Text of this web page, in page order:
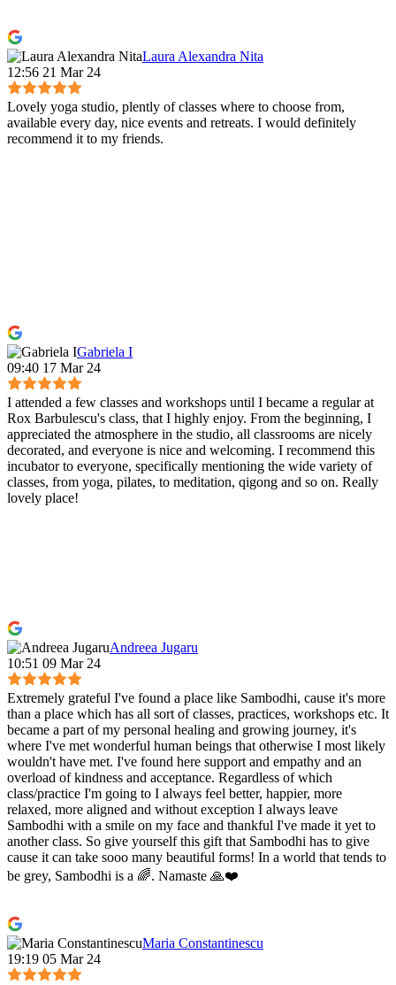
Laura Alexandra Nita
12:56 21 Mar 24
Lovely yoga studio, plently of classes where to choose from,
available every day, nice events and retreats. I would definitely
recommend it to my friends.
Gabriela I
09:40 17 Mar 24
I attended a few classes and workshops until I became a regular at
Rox Barbulescu's class, that I highly enjoy. From the beginning, I
appreciated the atmosphere in the studio, all classrooms are nicely
decorated, and everyone is nice and welcoming. I recommend this
incubator to everyone, specifically mentioning the wide variety of
classes, from yoga, pilates, to meditation, qigong and so on. Really
lovely place!
Andreea Jugaru
10:51 09 Mar 24
Extremely grateful I've found a place like Sambodhi, cause it's more
than a place which has all sort of classes, practices, workshops etc. It
became a part of my personal healing and growing journey, it's
where I've met wonderful human beings that otherwise I most likely
wouldn't have met. I've found here support and empathy and an
overload of kindness and acceptance. Regardless of which
class/practice I'm going to I always feel better, happier, more
relaxed, more aligned and without exception I always leave
Sambodhi with a smile on my face and thankful I've made it yet to
another class. So give yourself this gift that Sambodhi has to give
cause it can take sooo many beautiful forms! In a world that tends to
be grey, Sambodhi is a 🌈. Namaste 🙏❤️
Maria Constantinescu
19:19 05 Mar 24